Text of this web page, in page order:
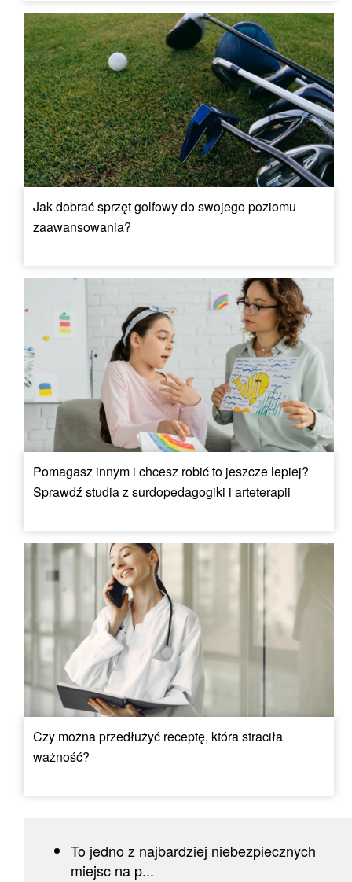
Jak dobrać sprzęt golfowy do swojego poziomu
zaawansowania?
Pomagasz innym i chcesz robić to jeszcze lepiej?
Sprawdź studia z surdopedagogiki i arteterapii
Czy można przedłużyć receptę, która straciła
ważność?
To jedno z najbardziej niebezpiecznych
miejsc na p...